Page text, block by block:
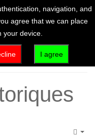
navigation, and
agree that we can place
your device.
I agree